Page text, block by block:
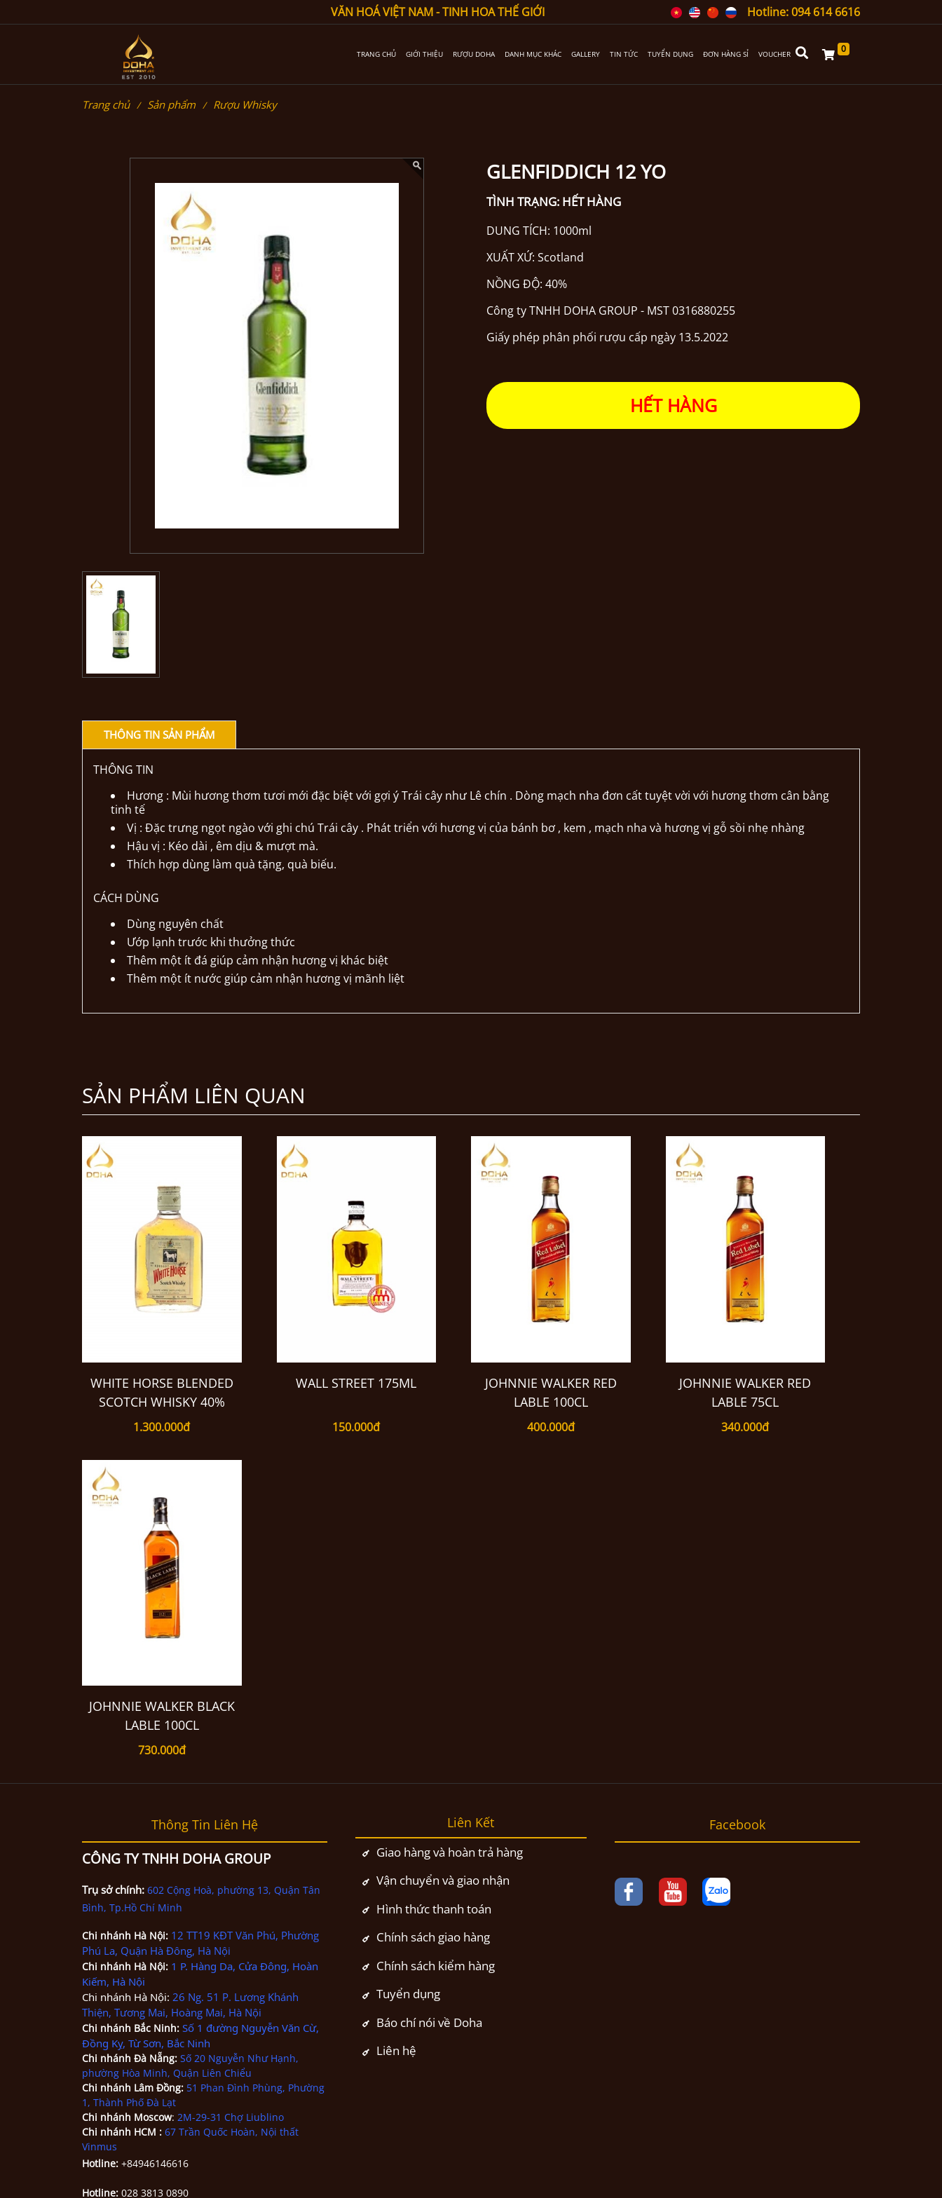
VĂN HOÁ VIỆT NAM - TINH HOA THẾ GIỚI Hotline: 094 614 6616
TRANG CHỦ GIỚI THIỆU RƯỢU DOHA DANH MỤC KHÁC GALLERY TIN TỨC TUYỂN DỤNG ĐƠN HÀNG SỈ VOUCHER 0
Trang chủ Sản phẩm Rượu Whisky
GLENFIDDICH 12 YO
TÌNH TRẠNG: HẾT HÀNG
DUNG TÍCH: 1000ml
XUẤT XỨ: Scotland
NỒNG ĐỘ: 40%
Công ty TNHH DOHA GROUP - MST 0316880255
Giấy phép phân phối rượu cấp ngày 13.5.2022
HẾT HÀNG
THÔNG TIN SẢN PHẨM
THÔNG TIN
Hương : Mùi hương thơm tươi mới đặc biệt với gợi ý Trái cây như Lê chín . Dòng mạch nha đơn cất tuyệt vời với hương thơm cân bằng
tinh tế
Vị : Đặc trưng ngọt ngào với ghi chú Trái cây . Phát triển với hương vị của bánh bơ , kem , mạch nha và hương vị gỗ sồi nhẹ nhàng
Hậu vị : Kéo dài , êm dịu & mượt mà.
Thích hợp dùng làm quà tặng, quà biếu.
CÁCH DÙNG
Dùng nguyên chất
Ướp lạnh trước khi thưởng thức
Thêm một ít đá giúp cảm nhận hương vị khác biệt
Thêm một ít nước giúp cảm nhận hương vị mãnh liệt
SẢN PHẨM LIÊN QUAN
WHITE HORSE BLENDED
SCOTCH WHISKY 40%
1.300.000đ
WALL STREET 175ML
150.000đ
JOHNNIE WALKER RED
LABLE 100CL
400.000đ
JOHNNIE WALKER RED
LABLE 75CL
340.000đ
JOHNNIE WALKER BLACK
LABLE 100CL
730.000đ
Thông Tin Liên Hệ
CÔNG TY TNHH DOHA GROUP
Trụ sở chính: 602 Cộng Hoà, phường 13, Quận Tân
Bình, Tp.Hồ Chí Minh
Chi nhánh Hà Nội: 12 TT19 KĐT Văn Phú, Phường
Phú La, Quận Hà Đông, Hà Nội
Chi nhánh Hà Nội: 1 P. Hàng Da, Cửa Đông, Hoàn
Kiếm, Hà Nội
Chi nhánh Hà Nội: 26 Ng. 51 P. Lương Khánh
Thiện, Tương Mai, Hoàng Mai, Hà Nội
Chi nhánh Bắc Ninh: Số 1 đường Nguyễn Văn Cừ,
Đồng Kỵ, Từ Sơn, Bắc Ninh
Chi nhánh Đà Nẵng: Số 20 Nguyễn Như Hạnh,
phường Hòa Minh, Quận Liên Chiểu
Chi nhánh Lâm Đồng: 51 Phan Đình Phùng, Phường
1, Thành Phố Đà Lạt
Chi nhánh Moscow: 2M-29-31 Chợ Liublino
Chi nhánh HCM : 67 Trần Quốc Hoàn, Nội thất
Vinmus
Hotline: +84946146616
Hotline: 028 3813 0890
Liên Kết
Giao hàng và hoàn trả hàng
Vận chuyển và giao nhận
Hình thức thanh toán
Chính sách giao hàng
Chính sách kiểm hàng
Tuyển dụng
Báo chí nói về Doha
Liên hệ
Facebook